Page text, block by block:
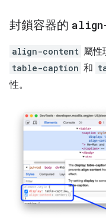
封鎖容器的
align-content 屬性
table-caption 和
性。